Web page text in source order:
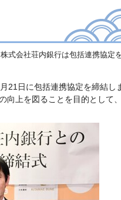
式会社荘内銀行は包括連携協定
21日に包括連携協定を締結し
上を図ることを目的として